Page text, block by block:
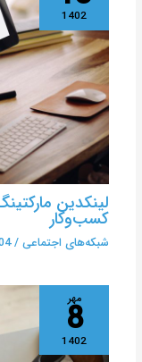
1402
کسب‌وکار
شبکه‌های اجتماعی/
27
مهر
8
1402